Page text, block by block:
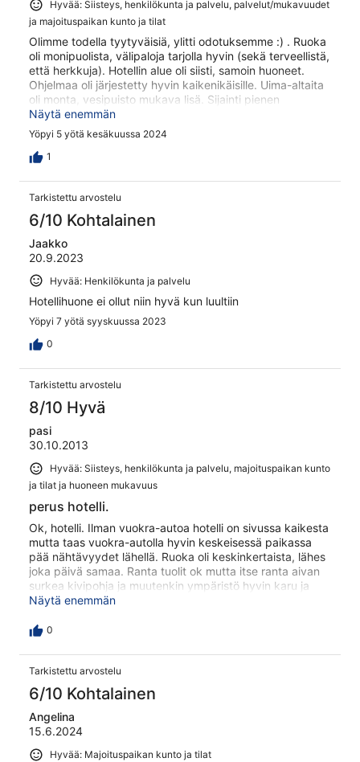
Hyvää: Siisteys, henkilökunta ja palvelu, palvelut/mukavuudet
ja majoituspaikan kunto ja tilat
Olimme todella tyytyväisiä, ylitti odotuksemme :) . Ruoka
oli monipuolista, välipaloja tarjolla hyvin (sekä terveellistä,
että herkkuja). Hotellin alue oli siisti, samoin huoneet.
Ohjelmaa oli järjestetty hyvin kaikenikäisille. Uima-altaita
oli monta, vesipuisto mukava lisä. Sijainti pienen
Kolympian kylän laitamilla, kävelymatka kylän
keskustaan, jossa matkamuistokauppoja. Paikallisbussit
kulkivat hotellin edestä mm. Lindokseen ja Rodoksen
kaupunkiin. Voisimme mennä uudelleenkin :) .
Näytä enemmän
Yöpyi 5 yötä kesäkuussa 2024
1
Tarkistettu arvostelu
6/10 Kohtalainen
Jaakko
20.9.2023
Hyvää: Henkilökunta ja palvelu
Hotellihuone ei ollut niin hyvä kun luultiin
Yöpyi 7 yötä syyskuussa 2023
0
Tarkistettu arvostelu
8/10 Hyvä
pasi
30.10.2013
Hyvää: Siisteys, henkilökunta ja palvelu, majoituspaikan kunto
ja tilat ja huoneen mukavuus
perus hotelli.
Ok, hotelli. Ilman vuokra-autoa hotelli on sivussa kaikesta
mutta taas vuokra-autolla hyvin keskeisessä paikassa
pää nähtävyydet lähellä. Ruoka oli keskinkertaista, lähes
joka päivä samaa. Ranta tuolit ok mutta itse ranta aivan
surkea kivipohja ja muutenkin ympäristö hyvin karu ja
roskainen. Onneksi lähellä oli aivan upeita rantoja esim.
Näytä enemmän
0
Tarkistettu arvostelu
6/10 Kohtalainen
Angelina
15.6.2024
Hyvää: Majoituspaikan kunto ja tilat